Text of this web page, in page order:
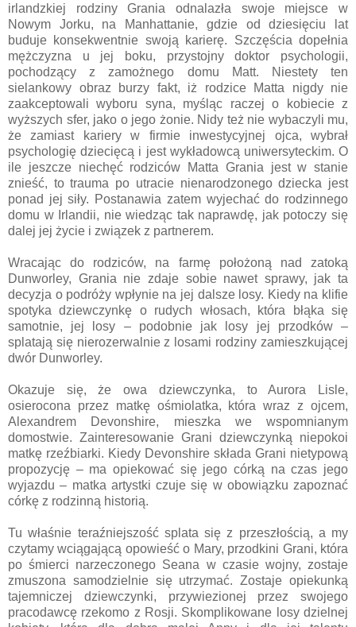
irlandzkiej rodziny Grania odnalazła swoje miejsce w
Nowym Jorku, na Manhattanie, gdzie od dziesięciu lat
buduje konsekwentnie swoją karierę. Szczęścia dopełnia
mężczyzna u jej boku, przystojny doktor psychologii,
pochodzący z zamożnego domu Matt. Niestety ten
sielankowy obraz burzy fakt, iż rodzice Matta nigdy nie
zaakceptowali wyboru syna, myśląc raczej o kobiecie z
wyższych sfer, jako o jego żonie. Nidy też nie wybaczyli mu,
że zamiast kariery w firmie inwestycyjnej ojca, wybrał
psychologię dziecięcą i jest wykładowcą uniwersyteckim. O
ile jeszcze niechęć rodziców Matta Grania jest w stanie
znieść, to trauma po utracie nienarodzonego dziecka jest
ponad jej siły. Postanawia zatem wyjechać do rodzinnego
domu w Irlandii, nie wiedząc tak naprawdę, jak potoczy się
dalej jej życie i związek z partnerem.
Wracając do rodziców, na farmę położoną nad zatoką
Dunworley, Grania nie zdaje sobie nawet sprawy, jak ta
decyzja o podróży wpłynie na jej dalsze losy. Kiedy na klifie
spotyka dziewczynkę o rudych włosach, która błąka się
samotnie, jej losy – podobnie jak losy jej przodków –
splatają się nierozerwalnie z losami rodziny zamieszkującej
dwór Dunworley.
Okazuje się, że owa dziewczynka, to Aurora Lisle,
osierocona przez matkę ośmiolatka, która wraz z ojcem,
Alexandrem Devonshire, mieszka we wspomnianym
domostwie. Zainteresowanie Grani dziewczynką niepokoi
matkę rzeźbiarki. Kiedy Devonshire składa Grani nietypową
propozycję – ma opiekować się jego córką na czas jego
wyjazdu – matka artystki czuje się w obowiązku zapoznać
córkę z rodzinną historią.
Tu właśnie teraźniejszość splata się z przeszłością, a my
czytamy wciągającą opowieść o Mary, przodkini Grani, która
po śmierci narzeczonego Seana w czasie wojny, zostaje
zmuszona samodzielnie się utrzymać. Zostaje opiekunką
tajemniczej dziewczynki, przywiezionej przez swojego
pracodawcę rzekomo z Rosji. Skomplikowane losy dzielnej